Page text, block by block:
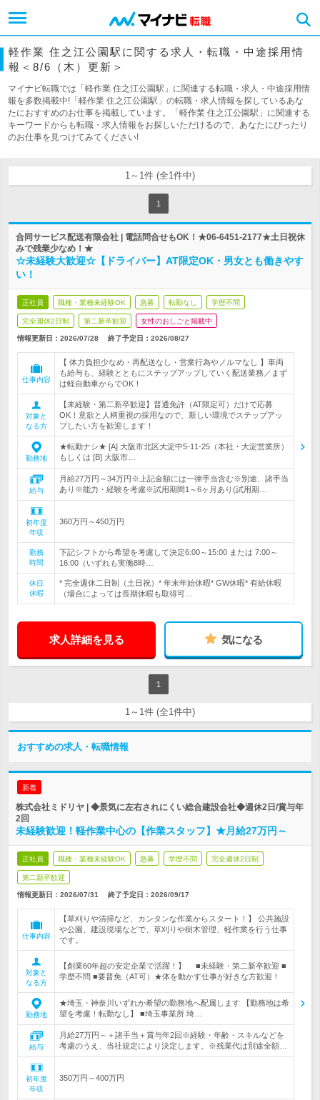
軽作業 住之江公園駅に関する求人・転職・中途採用情
報＜8/6（木）更新＞
マイナビ転職では「軽作業 住之江公園駅」に関連する転職・求人・中途採用情
報を多数掲載中!「軽作業 住之江公園駅」の転職・求人情報を探しているあな
たにおすすめのお仕事を掲載しています。「軽作業 住之江公園駅」に関連する
キーワードからも転職・求人情報をお探しいただけるので、あなたにぴったり
のお仕事を見つけてみてください!
1～1件 (全1件中)
1
合同サービス配送有限会社 | 電話問合せもOK！★06-6451-2177★土日祝休
みで残業少なめ！★
☆未経験大歓迎☆【ドライバー】AT限定OK・男女とも働きやす
い！
正社員 職種・業種未経験OK 急募 転勤なし 学歴不問
完全週休2日制 第二新卒歓迎 女性のおしごと掲載中
情報更新日：2026/07/28 終了予定日： 2026/08/27
仕事内容
【 体力負担少なめ・再配送なし・営業行為やノルマなし 】車両
も給与も、経験とともにステップアップしていく配送業務／まず
は軽自動車からでOK！
対象と
なる方
【未経験・第二新卒歓迎】普通免許（AT限定可）だけで応募
OK！意欲と人柄重視の採用なので、新しい環境でステップアッ
プしたい方を歓迎します！
勤務地
★転勤ナシ★ [A] 大阪市北区大淀中5-11-25（本社・大淀営業所）
もしくは [B] 大阪市…
給与
月給27万円～34万円※上記金額には一律手当含む※別途、諸手当
あり※能力・経験を考慮※試用期間1～6ヶ月あり(試用期…
初年度
年収
360万円～450万円
勤務
時間
下記シフトから希望を考慮して決定6:00～15:00 または 7:00～
16:00（いずれも実働8時…
休日
休暇
* 完全週休二日制（土日祝）* 年末年始休暇* GW休暇* 有給休暇
（場合によっては長期休暇も取得可…
求人詳細を見る 気になる
1
1～1件 (全1件中)
おすすめの求人・転職情報
新着
株式会社ミドリヤ | ◆景気に左右されにくい総合建設会社◆週休2日/賞与年
2回
未経験歓迎！軽作業中心の【作業スタッフ】★月給27万円～
正社員 職種・業種未経験OK 急募 学歴不問 完全週休2日制
第二新卒歓迎
情報更新日：2026/07/31 終了予定日： 2026/09/17
仕事内容
【草刈りや清掃など、カンタンな作業からスタート！】 公共施設
や公園、建設現場などで、草刈りや樹木管理、軽作業を行う仕事
です。
対象と
なる方
【創業60年超の安定企業で活躍！】 ■未経験・第二新卒歓迎 ■
学歴不問 ■要普免（AT可）★体を動かす仕事が好きな方歓迎！
勤務地
★埼玉・神奈川いずれか希望の勤務地へ配属します 【勤務地は希
望を考慮！転勤なし】 ■埼玉事業所 埼…
給与
月給27万円～＋諸手当＋賞与年2回※経験・年齢・スキルなどを
考慮のうえ、当社規定により決定します。※残業代は別途全額…
初年度
年収
350万円～400万円